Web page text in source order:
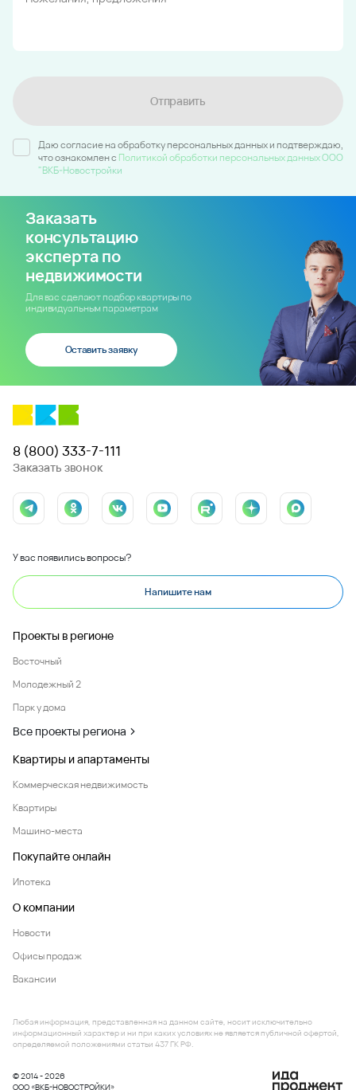
Отправить
Даю согласие на обработку персональных данных и подтверждаю,
что ознакомлен c Политикой обработки персональных данных ООО
"ВКБ-Новостройки
Заказать
консультацию
эксперта по
недвижимости
Для вас сделают подбор квартиры по
индивидуальным параметрам
Оставить заявку
8 (800) 333-7-111
Заказать звонок
У вас появились вопросы?
Напишите нам
Проекты в регионе
Восточный
Молодежный 2
Парк у дома
Все проекты региона
Квартиры и апартаменты
Коммерческая недвижимость
Квартиры
Машино-места
Покупайте онлайн
Ипотека
О компании
Новости
Офисы продаж
Вакансии
© 2014 - 2026
ООО «ВКБ-НОВОСТРОЙКИ»
Любая информация, представленная на данном сайте, носит исключительно
информационный характер и ни при каких условиях не является публичной офертой,
определяемой положениями статьи 437 ГК РФ.